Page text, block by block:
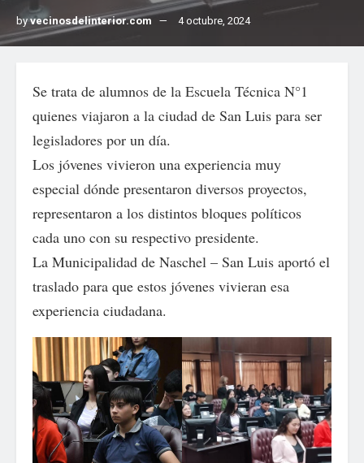
byvecinosdelinterior.com 4 octubre, 2024
Se trata de alumnos de la Escuela Técnica N°1
quienes viajaron a la ciudad de San Luis para ser
legisladores por un día.
Los jóvenes vivieron una experiencia muy
especial dónde presentaron diversos proyectos,
representaron a los distintos bloques políticos
cada uno con su respectivo presidente.
La Municipalidad de Naschel – San Luis aportó el
traslado para que estos jóvenes vivieran esa
experiencia ciudadana.